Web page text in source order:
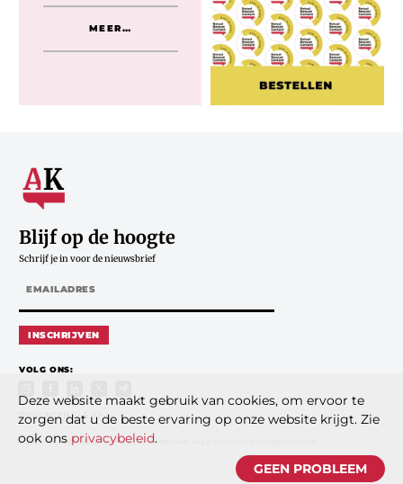
MEER…
Blijf op de hoogte
Schrijf je in voor de nieuwsbrief
INSCHRIJVEN
VOLG ONS:
PRIVACYBELEID
© 2026 DE ANDERE KRANT B.V., AMSTERDAM. ALLE RECHTEN VOORBEHOUDEN.
Deze website maakt gebruik van cookies, om ervoor te
zorgen dat u de beste ervaring op onze website krijgt. Zie
ook ons privacybeleid.
GEEN PROBLEEM